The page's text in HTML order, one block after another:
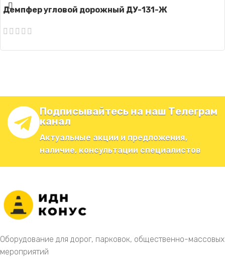
Демпфер угловой дорожный ДУ-131-Ж
Подписывайтесь на наш Телеграм
канал
Актуальные акции и предложения,
наличие, консультации специалистов
Оборудование для дорог, парковок, общественно-массовых
мероприятий